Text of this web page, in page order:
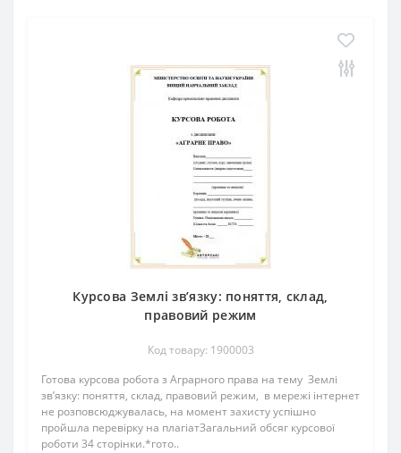
Курсова Землі зв’язку: поняття, склад,
правовий режим
Код товару: 1900003
Готова курсова робота з Аграрного права на тему Землі
зв’язку: поняття, склад, правовий режим, в мережі інтернет
не розповсюджувалась, на момент захисту успішно
пройшла перевірку на плагіатЗагальний обсяг курсової
роботи 34 сторінки.*гото..